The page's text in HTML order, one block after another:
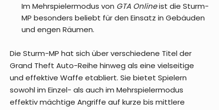
Im Mehrspielermodus von GTA Onlineist die Sturm-
MP besonders beliebt für den Einsatz in Gebäuden
und engen Räumen.
Die Sturm-MP hat sich über verschiedene Titel der
Grand Theft Auto-Reihe hinweg als eine vielseitige
und effektive Waffe etabliert. Sie bietet Spielern
sowohl im Einzel- als auch im Mehrspielermodus
effektiv mächtige Angriffe auf kurze bis mittlere